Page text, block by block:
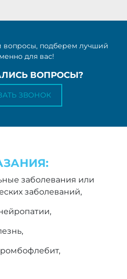
вопросы, подберем лучший
для вас!
ВОПРОСЫ?
ЗВОНОК
заболевания или
заболеваний,